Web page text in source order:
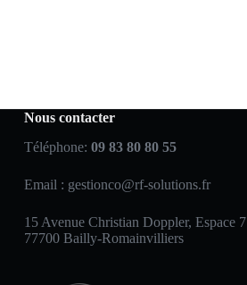
Nous contacter
Téléphone: 09 83 80 80 55
Email : gestionco@rf-solutions.fr
15 Avenue Christian Doppler, Espace 7
77700 Bailly-Romainvilliers